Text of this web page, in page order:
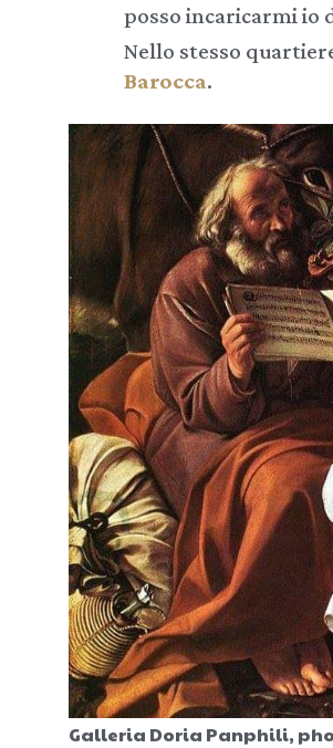
posso incaricarmi io
Nello stesso
Barocca.
Galleria Doria Panphili,